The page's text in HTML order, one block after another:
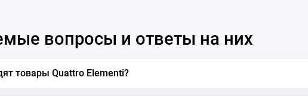
вопросы и ответы на них
товары Quattro Elementi?